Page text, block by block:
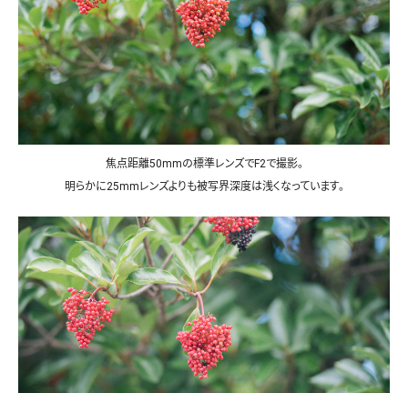
焦点距離50mmの標準レンズでF2で撮影。
明らかに25mmレンズよりも被写界深度は浅くなっています。